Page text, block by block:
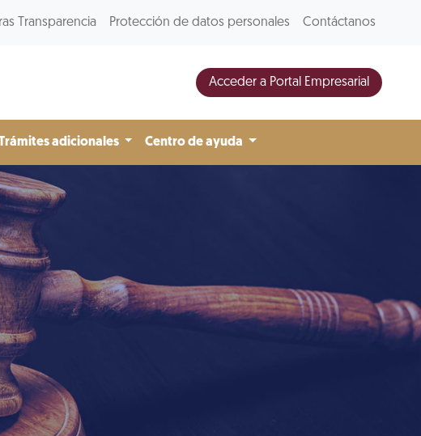
Transparencia Protección de datos personales Contáctanos
Acceder a Portal Empresarial
adicionales Centro de ayuda